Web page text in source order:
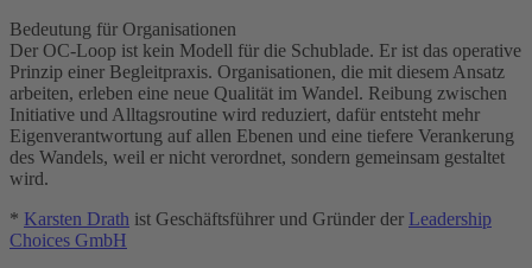
Bedeutung für Organisationen
Der OC-Loop ist kein Modell für die Schublade. Er ist das operative
Prinzip einer Begleitpraxis. Organisationen, die mit diesem Ansatz
arbeiten, erleben eine neue Qualität im Wandel. Reibung zwischen
Initiative und Alltagsroutine wird reduziert, dafür entsteht mehr
Eigenverantwortung auf allen Ebenen und eine tiefere Verankerung
des Wandels, weil er nicht verordnet, sondern gemeinsam gestaltet
wird.
* Karsten Drath ist Geschäftsführer und Gründer der Leadership
Choices GmbH